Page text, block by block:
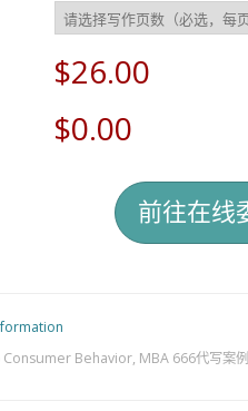
$26.00
$0.00
Consumer Behavior, MBA 666代写案例